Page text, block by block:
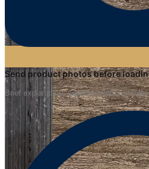
Send product photos before
Brief explanation: sending photos of